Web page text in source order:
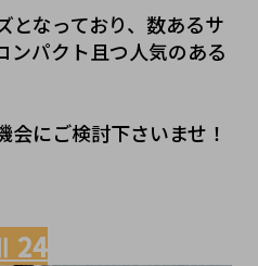
となっており、数あるサ
ンパクト且つ人気のある
にご検討下さいませ！
24